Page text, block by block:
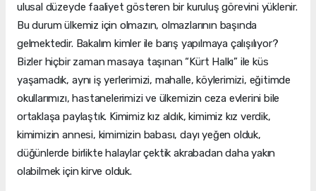
ulusal düzeyde faaliyet gösteren bir kuruluş görevini yüklenir.
Bu durum ülkemiz için olmazın, olmazlarının başında
gelmektedir. Bakalım kimler ile barış yapılmaya çalışılıyor?
Bizler hiçbir zaman masaya taşınan “Kürt Halkı” ile küs
yaşamadık, aynı iş yerlerimizi, mahalle, köylerimizi, eğitimde
okullarımızı, hastanelerimizi ve ülkemizin ceza evlerini bile
ortaklaşa paylaştık. Kimimiz kız aldık, kimimiz kız verdik,
kimimizin annesi, kimimizin babası, dayı yeğen olduk,
düğünlerde birlikte halaylar çektik akrabadan daha yakın
olabilmek için kirve olduk.